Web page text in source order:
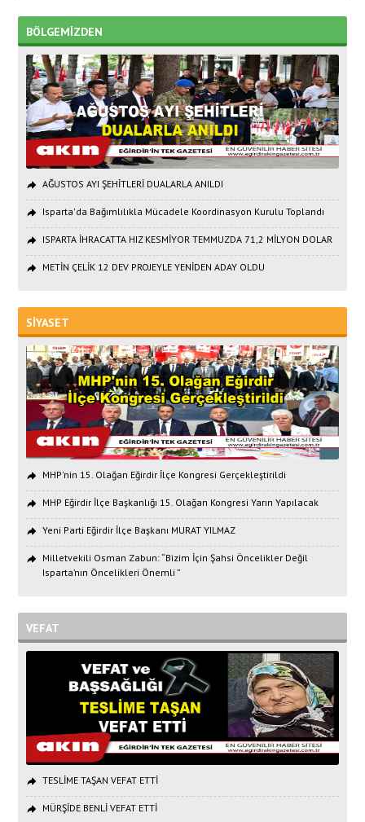
BÖLGEMİZDEN
AĞUSTOS AYI ŞEHİTLERİ DUALARLA ANILDI
Isparta'da Bağımlılıkla Mücadele Koordinasyon Kurulu Toplandı
ISPARTA İHRACATTA HIZ KESMİYOR TEMMUZDA 71,2 MİLYON DOLAR
METİN ÇELİK 12 DEV PROJEYLE YENİDEN ADAY OLDU
SİYASET
MHP'nin 15. Olağan Eğirdir İlçe Kongresi Gerçekleştirildi
MHP Eğirdir İlçe Başkanlığı 15. Olağan Kongresi Yarın Yapılacak
Yeni Parti Eğirdir İlçe Başkanı MURAT YILMAZ
Milletvekili Osman Zabun: “Bizim İçin Şahsi Öncelikler Değil
Isparta’nın Öncelikleri Önemli ”
VEFAT
TESLİME TAŞAN VEFAT ETTİ
MÜRŞİDE BENLİ VEFAT ETTİ